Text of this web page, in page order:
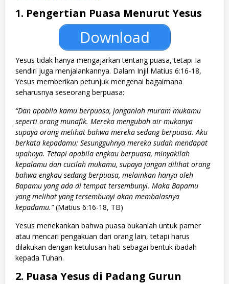
1. Pengertian Puasa Menurut Yesus
Download
Yesus tidak hanya mengajarkan tentang puasa, tetapi Ia
sendiri juga menjalankannya. Dalam Injil Matius 6:16-18,
Yesus memberikan petunjuk mengenai bagaimana
seharusnya seseorang berpuasa:
“Dan apabila kamu berpuasa, janganlah muram mukamu
seperti orang munafik. Mereka mengubah air mukanya
supaya orang melihat bahwa mereka sedang berpuasa. Aku
berkata kepadamu: Sesungguhnya mereka sudah mendapat
upahnya. Tetapi apabila engkau berpuasa, minyakilah
kepalamu dan cucilah mukamu, supaya jangan dilihat orang
bahwa engkau sedang berpuasa, melainkan hanya oleh
Bapamu yang ada di tempat tersembunyi. Maka Bapamu
yang melihat yang tersembunyi akan membalasnya
kepadamu.”(Matius 6:16-18, TB)
Yesus menekankan bahwa puasa bukanlah untuk pamer
atau mencari pengakuan dari orang lain, tetapi harus
dilakukan dengan ketulusan hati sebagai bentuk ibadah
kepada Tuhan.
2. Puasa Yesus di Padang Gurun